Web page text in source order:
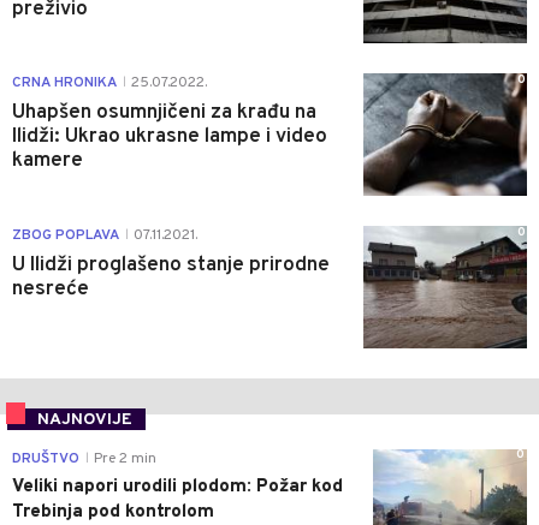
preživio
CRNA HRONIKA 25.07.2022.
Uhapšen osumnjičeni za krađu na
Ilidži: Ukrao ukrasne lampe i video
kamere
0
ZBOG POPLAVA 07.11.2021.
U Ilidži proglašeno stanje prirodne
nesreće
0
NAJNOVIJE
0
DRUŠTVO Pre 2 min
Veliki napori urodili plodom: Požar kod
Trebinja pod kontrolom